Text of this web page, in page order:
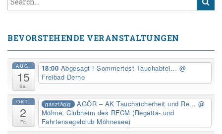
BEVORSTEHENDE VERANSTALTUNGEN
AUG.
15
Sa.
18:00 Abgesagt ! Sommerfest Tauchabtei... @
Freibad Derne
OKT.
2
Fr.
ganztägig AGÖR – AK Tauchsicherheit und Re...@
Möhne, Clubheim des RFCM (Regatta- und
Fahrtensegelclub Möhnesee)